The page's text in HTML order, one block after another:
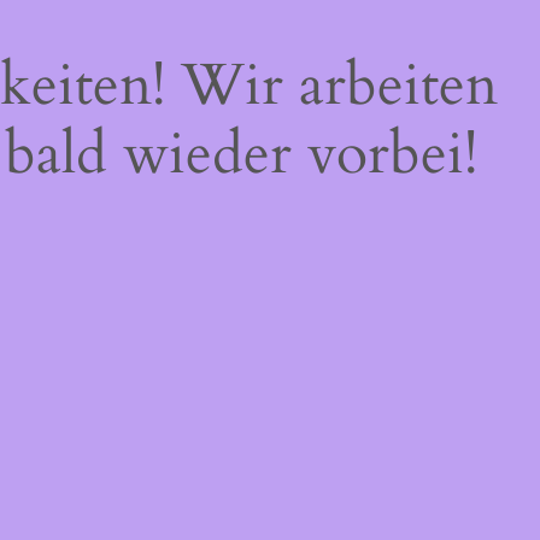
Wir arbeiten
wieder vorbei!